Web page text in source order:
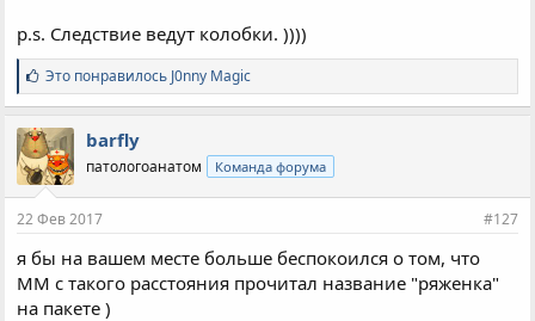
p.s. Следствие ведут колобки. ))))
С
и
м
п
а
т
и
:
Это понравилось J0nny Magic
barfly
патологоанатом Команда форума
22 Фев 2017 #127
я бы на вашем месте больше беспокоился о том, что
ММ с такого расстояния прочитал название "ряженка"
на пакете )